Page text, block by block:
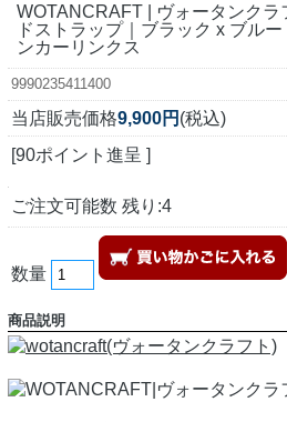
WOTANCRAFT | ヴォータンクラ
ドストラップ｜ブラック x ブル
ンカーリンクス
9990235411400
当店販売価格9,900円 (税込)
[90ポイント進呈 ]
ご注文可能数 残り:4
数量
商品説明